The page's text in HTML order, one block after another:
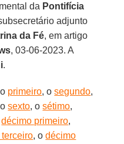
da Pontifícia
adjunto
da Fé, em artigo
, 03-06-2023. A
.
primeiro, osegundo,
osexto, osétimo,
décimo primeiro,
, odécimo